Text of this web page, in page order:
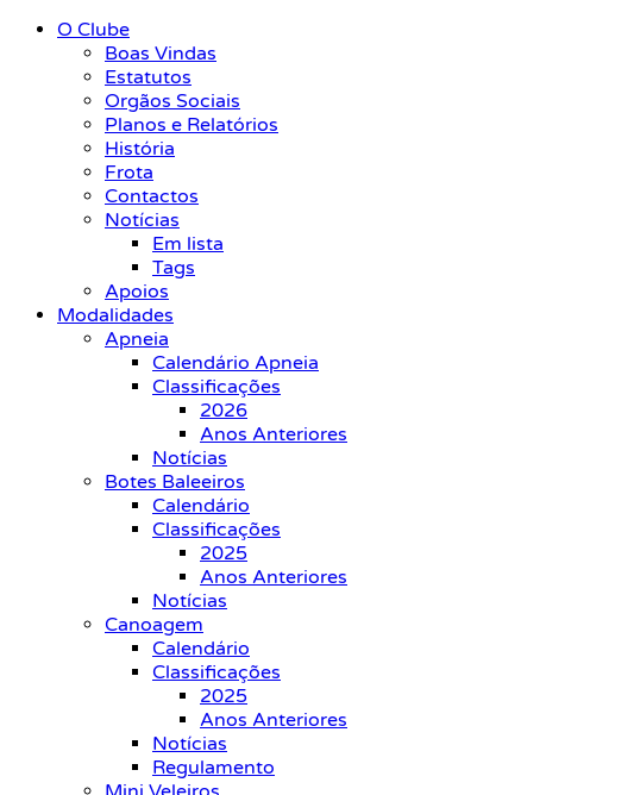
O Clube
Boas Vindas
Estatutos
Orgãos Sociais
Planos e Relatórios
História
Frota
Contactos
Notícias
Em lista
Tags
Apoios
Modalidades
Apneia
Calendário Apneia
Classificações
2026
Anos Anteriores
Notícias
Botes Baleeiros
Calendário
Classificações
2025
Anos Anteriores
Notícias
Canoagem
Calendário
Classificações
2025
Anos Anteriores
Notícias
Regulamento